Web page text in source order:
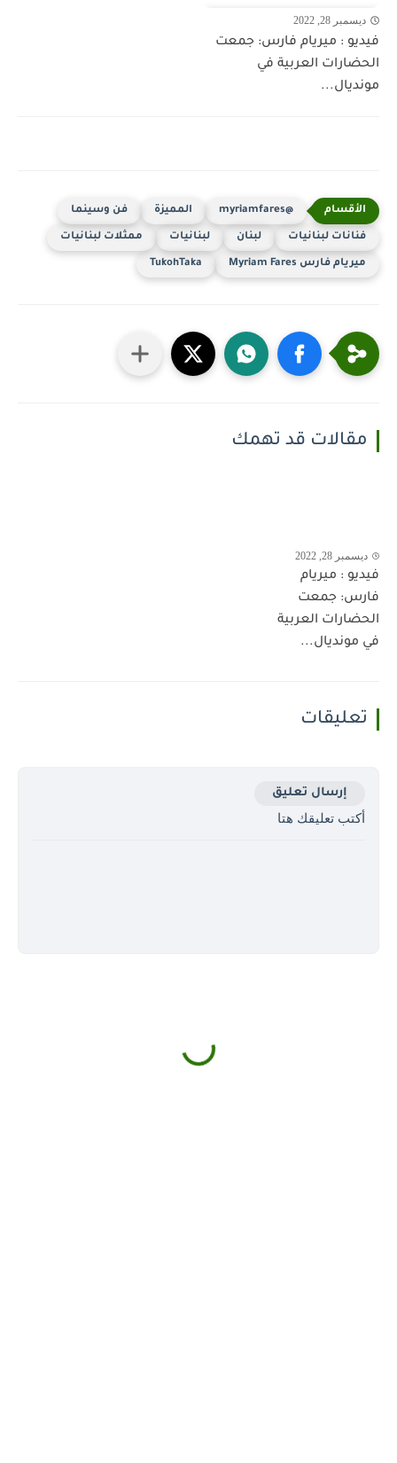
ديسمبر 28, 2022
فيديو : ميريام فارس: جمعت
الحضارات العربية في
مونديال...
@myriamfares المميزة فن وسينما
فنانات لبنانيات لبنان لبنانيات ممثلات لبنانيات
ميريام فارس Myriam Fares TukohTaka
مقالات قد تهمك
ديسمبر 28, 2022
فيديو : ميريام
فارس: جمعت
الحضارات العربية
في مونديال...
تعليقات
إرسال تعليق
أكتب تعليقك هتا